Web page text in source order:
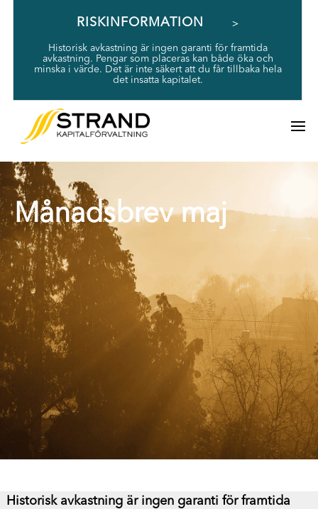
RISKINFORMATION
Historisk avkastning är ingen garanti för framtida
avkastning. Pengar som placeras kan både öka och
minska i värde. Det är inte säkert att du får tillbaka hela
det insatta kapitalet.
Månadsbrev maj
Historisk avkastning är ingen garanti för framtida